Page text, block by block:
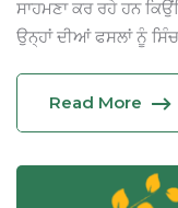
ਸਾਹਮਣਾ ਕਰ ਰਹੇ ਹਨ
ਉਨ੍ਹਾਂ ਦੀਆਂ ਫਸਲਾਂ ਨੂੰ
Read More